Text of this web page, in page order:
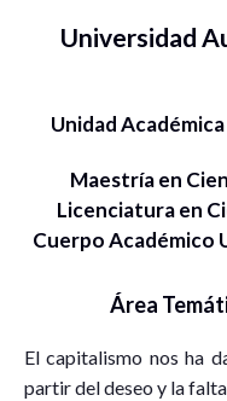
Universidad
Unidad
Maestría en
Licenciatura en
Cuerpo Académico
Área
El capitalismo nos ha
partir del deseo y la